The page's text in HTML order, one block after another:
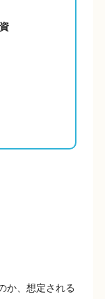
か、想定される